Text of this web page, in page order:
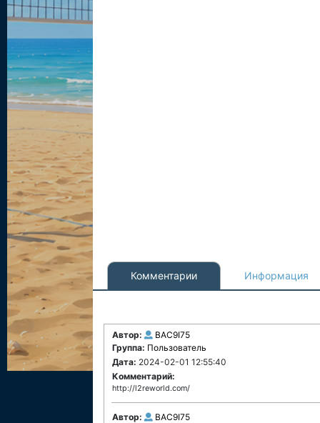
Комментарии Информация
Автор:
BAC9I75
Группа: Пользователь
Дата: 2024-02-01 12:55:40
Комментарий:
http://l2reworld.com/
Автор:
BAC9I75